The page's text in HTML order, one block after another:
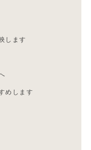
します
めします